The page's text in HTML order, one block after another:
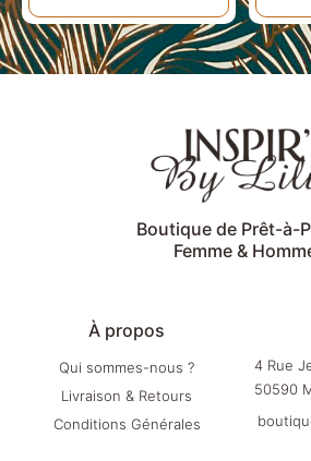
Boutique de Prêt-à-
Femme &
À propos
Qui sommes-nous ?
Livraison & Retours
Conditions Générales
4 Rue
50590